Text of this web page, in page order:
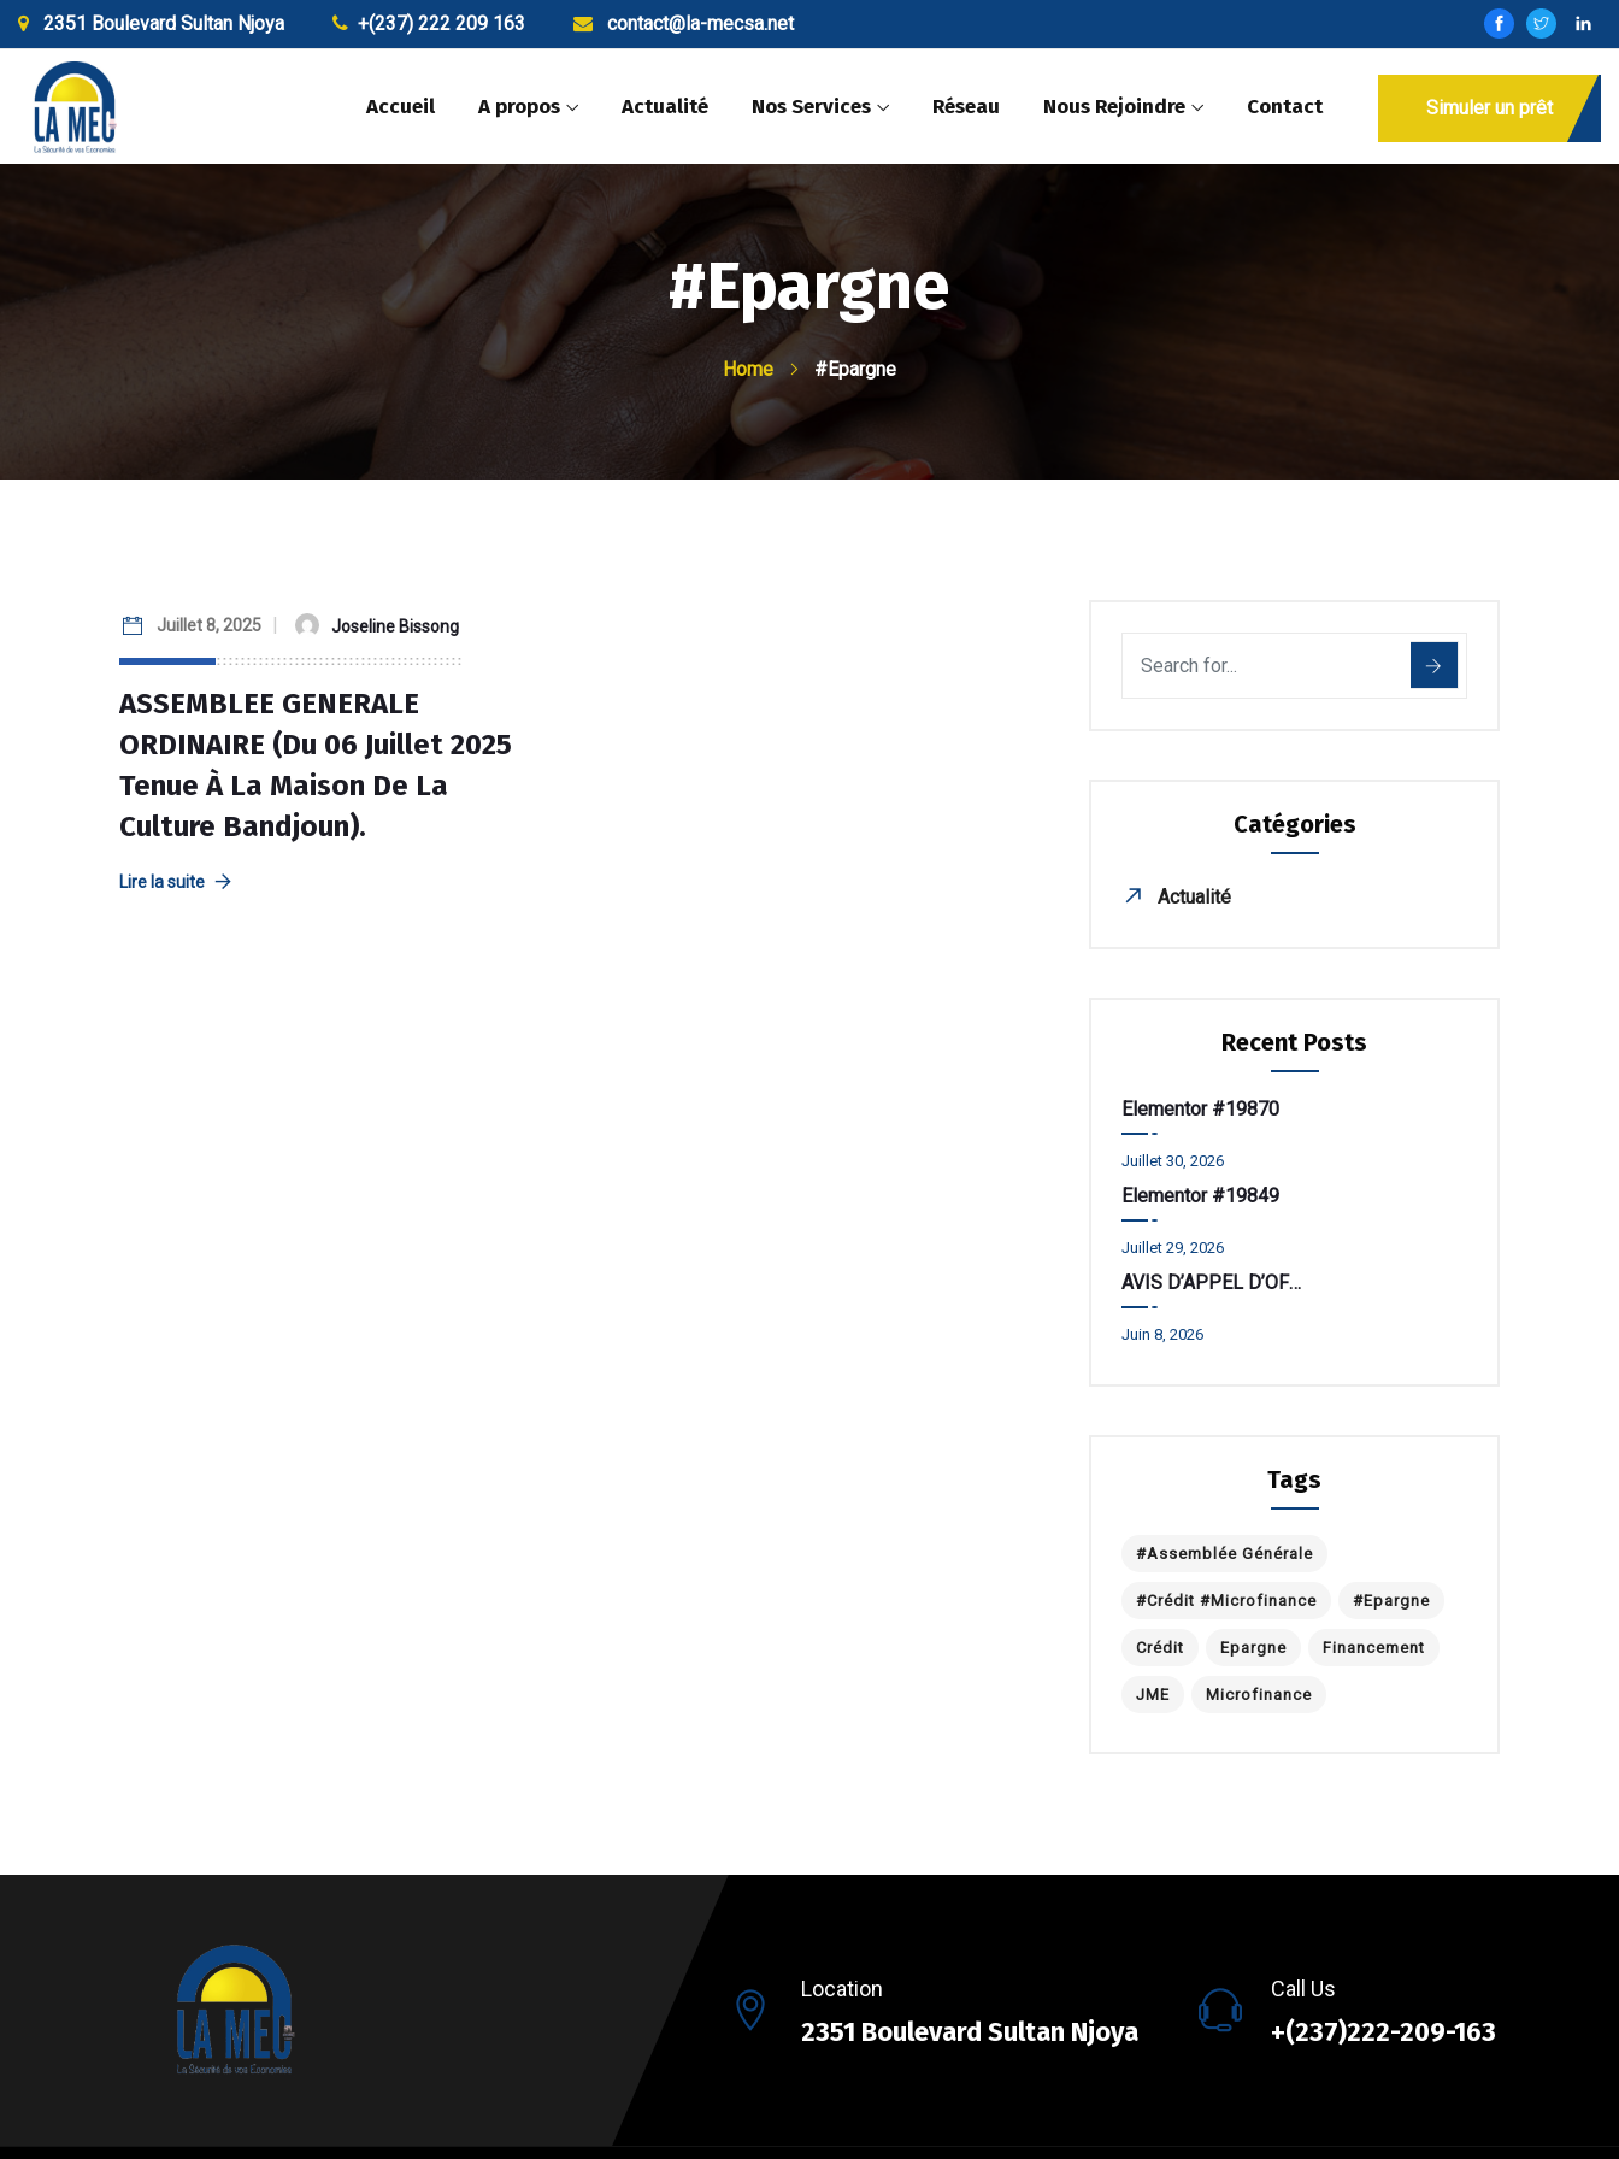
2351 Boulevard Sultan Njoya +(237) 222 209 163 contact@la-mecsa.net
Accueil A propos Actualité Nos Services Réseau Nous Rejoindre Contact Simuler un prêt
#Epargne
Home #Epargne
Juillet 8, 2025 Joseline Bissong
ASSEMBLEE GENERALE
ORDINAIRE (du 06 Juillet 2025
Tenue À La Maison De La
Culture Bandjoun).
Lire la suite
Catégories
Actualité
Recent Posts
Elementor #19870
Juillet 30, 2026
Elementor #19849
Juillet 29, 2026
AVIS D’APPEL D’OFFRE
Juin 8, 2026
Tags
#Assemblée Générale
#Crédit #Microfinance #Epargne
Crédit Epargne Financement
JME Microfinance
Location
2351 Boulevard Sultan Njoya
Call Us
+(237)222-209-163